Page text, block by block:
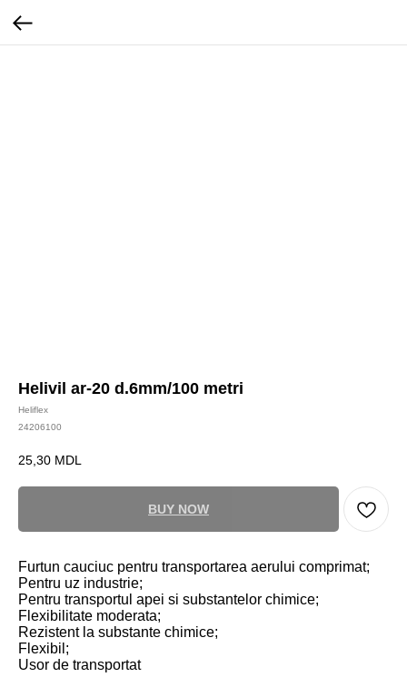
Helivil ar-20 d.6mm/100 metri
Heliflex
24206100
25,30 MDL
BUY NOW
Furtun cauciuc pentru transportarea aerului comprimat;
Pentru uz industrie;
Pentru transportul apei si substantelor chimice;
Flexibilitate moderata;
Rezistent la substante chimice;
Flexibil;
Usor de transportat